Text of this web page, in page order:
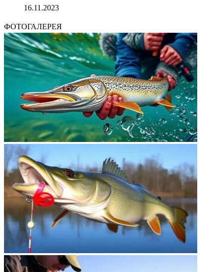
16.11.2023
ФОТОГАЛЕРЕЯ